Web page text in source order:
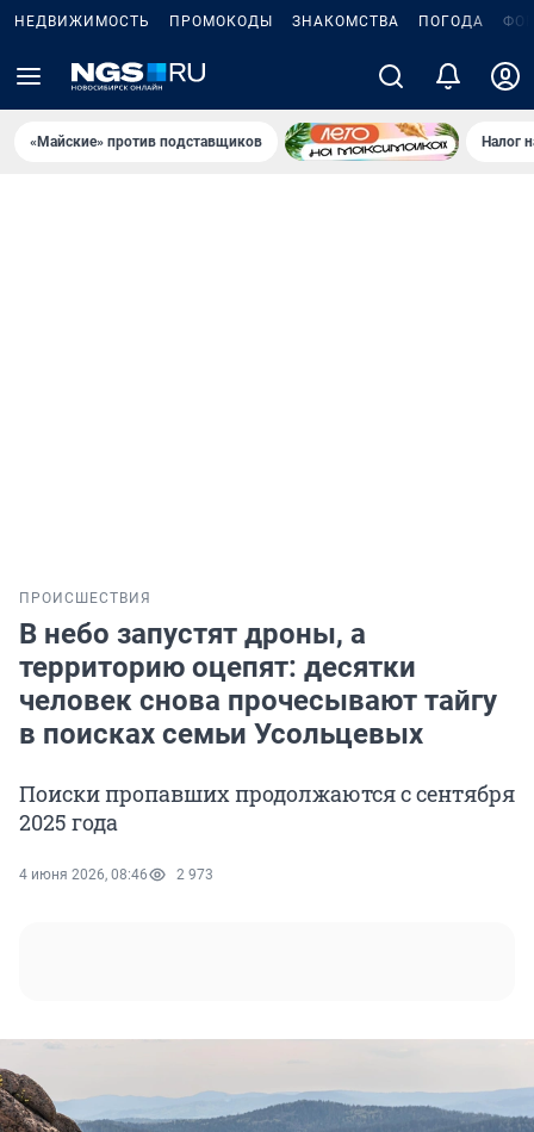
НЕДВИЖИМОСТЬ ПРОМОКОДЫ ЗНАКОМСТВА ПОГОДА
«Майские» против подставщиков Налог
ПРОИСШЕСТВИЯ
В небо запустят дроны, а
территорию оцепят: десятки
человек снова прочесывают тайгу
в поисках семьи Усольцевых
Поиски пропавших продолжаются с сентября
2025 года
4 июня 2026, 08:46 2 973